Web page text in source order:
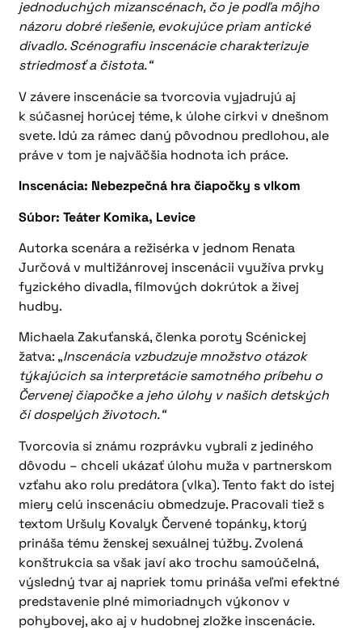
jednoduchých mizanscénach, čo je podľa môjho
názoru dobré riešenie, evokujúce priam antické
divadlo. Scénografiu inscenácie charakterizuje
striedmosť a čistota.“
V závere inscenácie sa tvorcovia vyjadrujú aj
k súčasnej horúcej téme, k úlohe cirkvi v dnešnom
svete. Idú za rámec daný pôvodnou predlohou, ale
práve v tom je najväčšia hodnota ich práce.
Inscenácia: Nebezpečná hra čiapočky s vlkom
Súbor: Teáter Komika, Levice
Autorka scenára a režisérka v jednom Renata
Jurčová v multižánrovej inscenácii využíva prvky
fyzického divadla, filmových dokrútok a živej
hudby.
Michaela Zakuťanská, členka poroty Scénickej
žatva: „Inscenácia vzbudzuje množstvo otázok
týkajúcich sa interpretácie samotného príbehu o
Červenej čiapočke a jeho úlohy v našich detských
či dospelých životoch.“
Tvorcovia si známu rozprávku vybrali z jediného
dôvodu – chceli ukázať úlohu muža v partnerskom
vzťahu ako rolu predátora (vlka). Tento fakt do istej
miery celú inscenáciu obmedzuje. Pracovali tiež s
textom Uršuly Kovalyk Červené topánky, ktorý
prináša tému ženskej sexuálnej túžby. Zvolená
konštrukcia sa však javí ako trochu samoúčelná,
výsledný tvar aj napriek tomu prináša veľmi efektné
predstavenie plné mimoriadnych výkonov v
pohybovej, ako aj v hudobnej zložke inscenácie.